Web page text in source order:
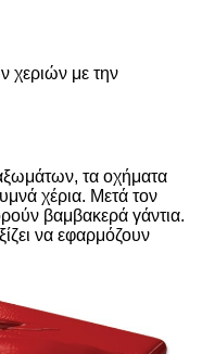
χεριών με την
τα οχήματα
χέρια. Μετά τον
βαμβακερά γάντια.
να εφαρμόζουν